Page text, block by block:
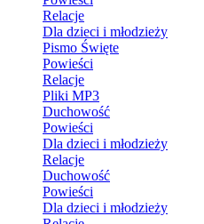
Relacje
Dla dzieci i młodzieży
Pismo Święte
Powieści
Relacje
Pliki MP3
Duchowość
Powieści
Dla dzieci i młodzieży
Relacje
Duchowość
Powieści
Dla dzieci i młodzieży